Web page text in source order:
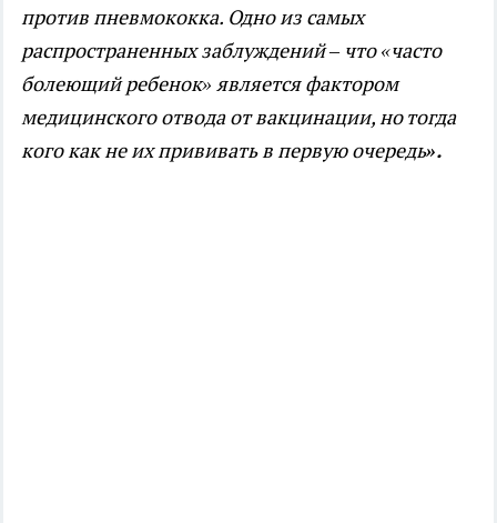
против пневмококка. Одно из самых
распространенных заблуждений – что «часто
болеющий ребенок» является фактором
медицинского отвода от вакцинации, но тогда
кого как не их прививать в первую очередь».